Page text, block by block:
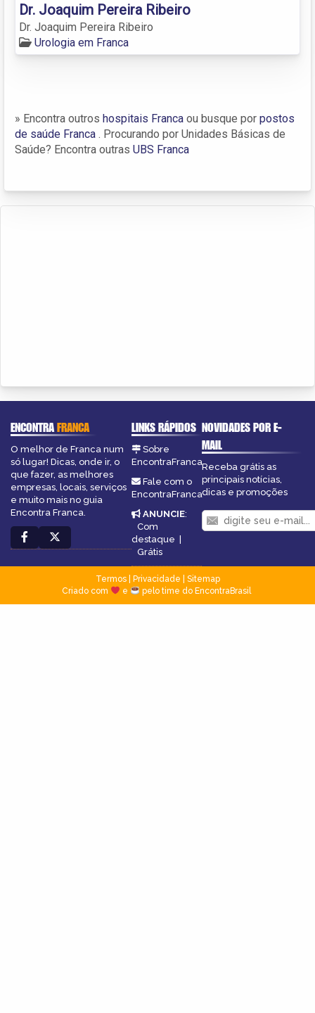
Dr. Joaquim Pereira Ribeiro
Dr. Joaquim Pereira Ribeiro
Urologia em Franca
» Encontra outros hospitais Franca ou busque por postos
de saúde Franca . Procurando por Unidades Básicas de
Saúde? Encontra outras UBS Franca
ENCONTRAFRANCA
O melhor de Franca num
só lugar! Dicas, onde ir, o
que fazer, as melhores
empresas, locais, serviços
e muito mais no guia
Encontra Franca.
LINKS RÁPIDOS
Sobre
EncontraFranca
Fale com o
EncontraFranca
ANUNCIE:
Com
destaque |
Grátis
NOVIDADES POR E-
MAIL
Receba grátis as
principais notícias,
dicas e promoções
Termos| Privacidade
Sitemap
Criado com
e pelo time do EncontraBrasil